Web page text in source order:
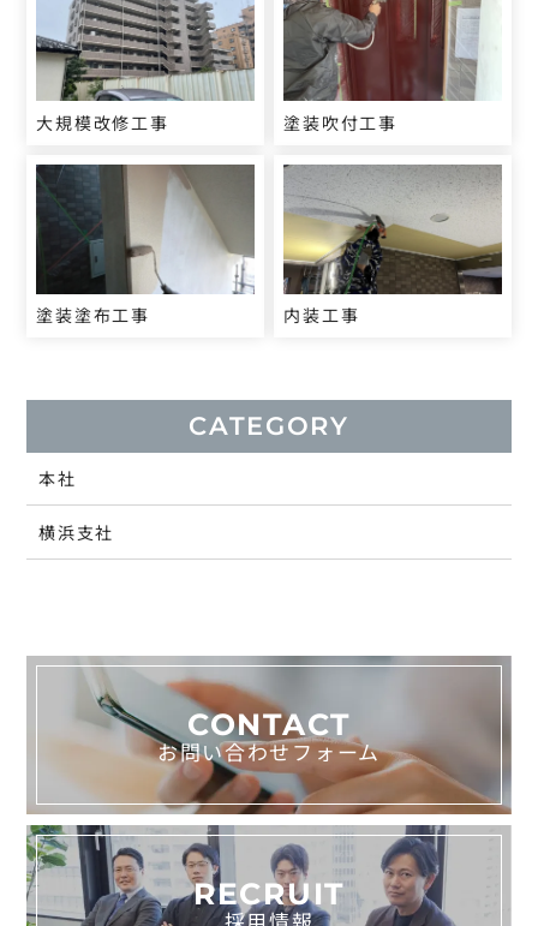
CATEGORY
本社
横浜支社
大規模改修工事 塗装吹付工事
塗装塗布工事 内装工事
CONTACT
お問い合わせフォーム
RECRUIT